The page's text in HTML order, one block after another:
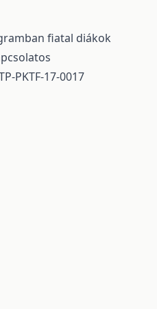
fiatal diákok
PKTF-17-0017